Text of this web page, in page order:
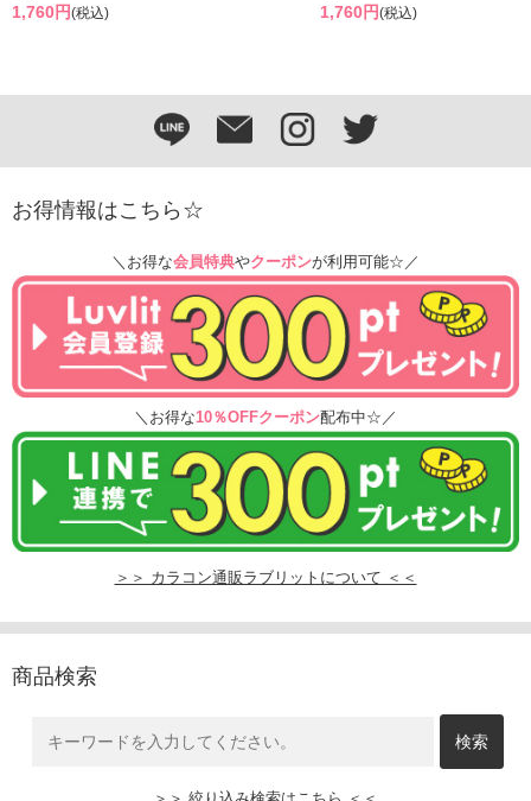
1,760円(税込) 1,760円(税込)
お得情報はこちら☆
＼お得な会員特典やクーポンが利用可能☆／
＼お得な10％OFFクーポン配布中☆／
＞＞ カラコン通販ラブリットについて ＜＜
商品検索